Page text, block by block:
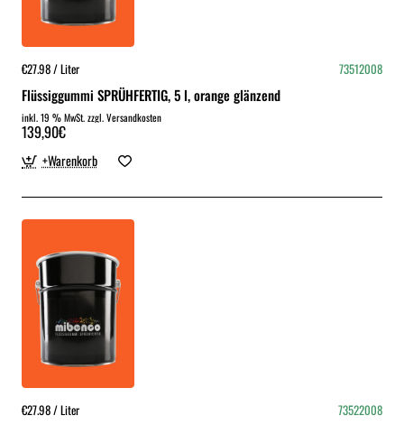
€27.98 / Liter 73512008
Flüssiggummi SPRÜHFERTIG, 5 l, orange glänzend
inkl. 19 % MwSt. zzgl. Versandkosten
139,90€
+Warenkorb
€27.98 / Liter 73522008